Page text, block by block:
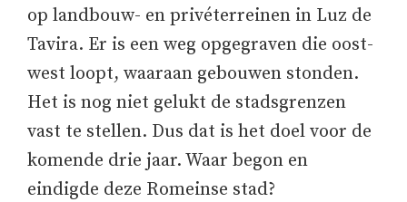
op landbouw- en privéterreinen in Luz de
Tavira. Er is een weg opgegraven die oost-
west loopt, waaraan gebouwen stonden.
Het is nog niet gelukt de stadsgrenzen
vast te stellen. Dus dat is het doel voor de
komende drie jaar. Waar begon en
eindigde deze Romeinse stad?